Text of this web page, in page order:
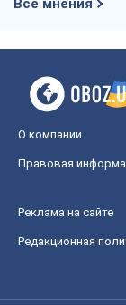
Все мнения
О компании
Правовая
Реклама на сайте
Редакционная